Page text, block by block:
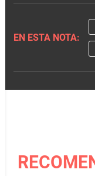
EN ESTA NOTA: